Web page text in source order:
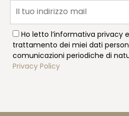
Ho letto l’informativa privacy
trattamento dei miei dati
comunicazioni periodiche di
Privacy Policy